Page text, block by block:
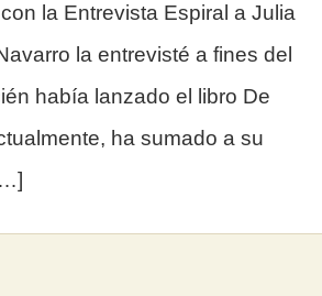
la Entrevista Espiral a Julia
la entrevisté a fines del
había lanzado el libro De
ha sumado a su